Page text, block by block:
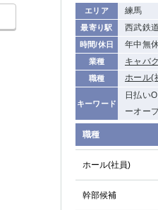
エリア 練馬
最寄り駅 西武鉄
時間/休日 年中無
業種 キャバ
職種 ホール(
キーワード
日払い
ーオー
職種
ホール(社員)
幹部候補